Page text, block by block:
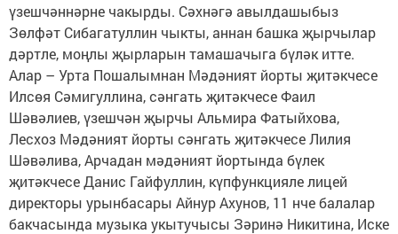
үзешчәннәрне чакырды. Сәхнәгә авылдашыбыз
Зөлфәт Сибагатуллин чыкты, аннан башка җырчылар
дәртле, моңлы җырларын тамашачыга бүләк итте.
Алар – Урта Пошалымнан Мәдәният йорты җитәкчесе
Илсөя Сәмигуллина, сәнгать җитәкчесе Фаил
Шәвәлиев, үзешчән җырчы Альмира Фатыйхова,
Лесхоз Мәдәният йорты сәнгать җитәкчесе Лилия
Шәвәлива, Арчадан мәдәният йортында бүлек
җитәкчесе Данис Гайфуллин, күпфункцияле лицей
директоры урынбасары Айнур Ахунов, 11 нче балалар
бакчасында музыка укытучысы Зәринә Никитина, Иске